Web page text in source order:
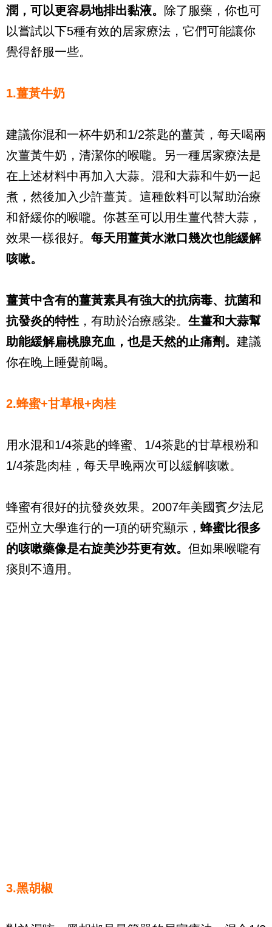
潤，可以更容易地排出黏液。 除了服藥，你也可
以嘗試以下5種有效的居家療法，它們可能讓你
覺得舒服一些。
1.薑黃牛奶
建議你混和一杯牛奶和1/2茶匙的薑黃，每天喝兩
次薑黃牛奶，清潔你的喉嚨。另一種居家療法是
在上述材料中再加入大蒜。混和大蒜和牛奶一起
煮，然後加入少許薑黃。這種飲料可以幫助治療
和舒緩你的喉嚨。你甚至可以用生薑代替大蒜，
效果一樣很好。 每天用薑黃水漱口幾次也能緩解
咳嗽。
薑黃中含有的薑黃素具有強大的抗病毒、抗菌和
抗發炎的特性 ，有助於治療感染。 生薑和大蒜幫
助能緩解扁桃腺充血，也是天然的止痛劑。 建議
你在晚上睡覺前喝。
2.蜂蜜+甘草根+肉桂
用水混和1/4茶匙的蜂蜜、1/4茶匙的甘草根粉和
1/4茶匙肉桂，每天早晚兩次可以緩解咳嗽。
蜂蜜有很好的抗發炎效果。2007年美國賓夕法尼
亞州立大學進行的一項的研究顯示， 蜂蜜比很多
的咳嗽藥像是右旋美沙芬更有效。 但如果喉嚨有
痰則不適用。
3.黑胡椒